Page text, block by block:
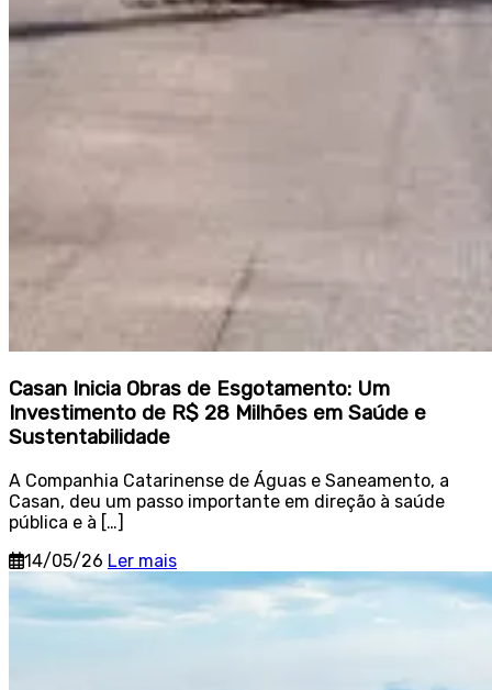
Casan Inicia Obras de Esgotamento: Um
Investimento de R$ 28 Milhões em Saúde e
Sustentabilidade
A Companhia Catarinense de Águas e Saneamento, a
Casan, deu um passo importante em direção à saúde
pública e à […]
14/05/26 Ler mais